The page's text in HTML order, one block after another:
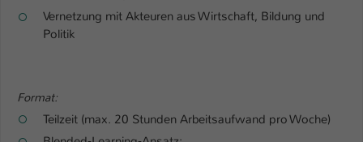
Vernetzung mit Akteuren aus Wirtschaft, Bildung und
Politik
Format:
Teilzeit (max. 20 Stunden Arbeitsaufwand pro Woche)
Zweck
Einstellungen. Unter anderem eine zufällig
generierte ID, für die historische
Name fe_typo_user / PHPSESSID